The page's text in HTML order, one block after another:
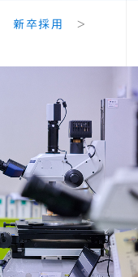
新卒採用
>